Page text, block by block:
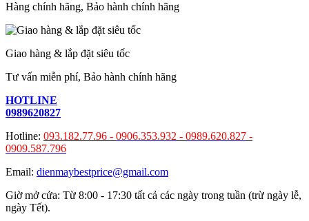
Hàng chính hãng, Bảo hành chính hãng
Giao hàng & lắp đặt siêu tốc
Tư vấn miễn phí, Bảo hành chính hãng
HOTLINE
0989620827
Hotline: 093.182.77.96 - 0906.353.932 - 0989.620.827 -
0909.587.796
Email: dienmaybestprice@gmail.com
Giờ mở cửa: Từ 8:00 - 17:30 tất cả các ngày trong tuần (trừ ngày lễ,
ngày Tết).